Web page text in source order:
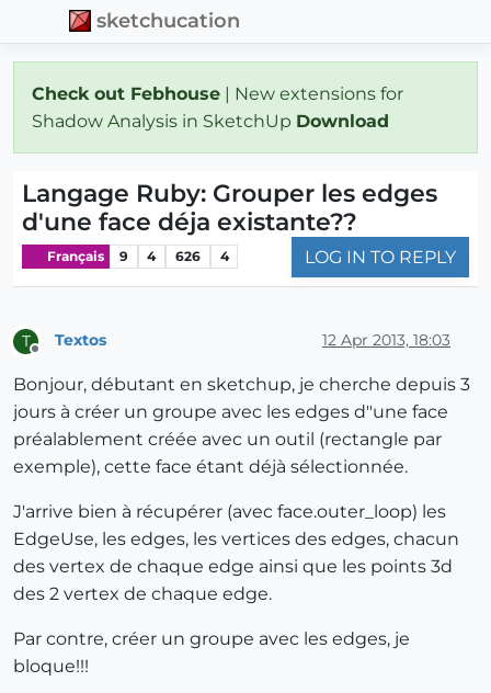
sketchucation
Check out Febhouse | New extensions for
Shadow Analysis in SketchUp Download
Langage Ruby: Grouper les edges
d'une face déja existante??
Français 9 4 626 4 LOG IN TO REPLY
T Textos 12 Apr 2013, 18:03
Bonjour, débutant en sketchup, je cherche depuis 3
jours à créer un groupe avec les edges d"une face
préalablement créée avec un outil (rectangle par
exemple), cette face étant déjà sélectionnée.
J'arrive bien à récupérer (avec face.outer_loop) les
EdgeUse, les edges, les vertices des edges, chacun
des vertex de chaque edge ainsi que les points 3d
des 2 vertex de chaque edge.
Par contre, créer un groupe avec les edges, je
bloque!!!